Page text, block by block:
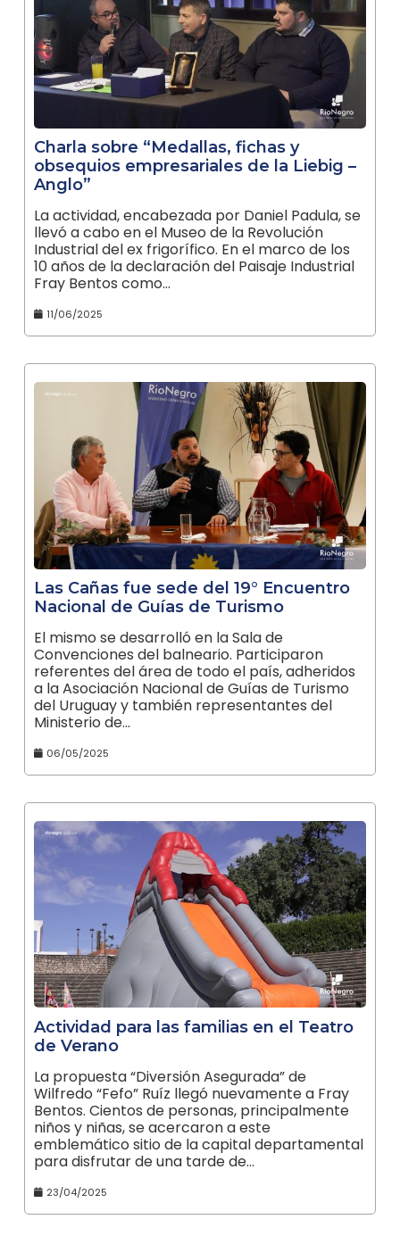
Charla sobre “Medallas, fichas y
obsequios empresariales de la Liebig –
Anglo”
La actividad, encabezada por Daniel Padula, se
llevó a cabo en el Museo de la Revolución
Industrial del ex frigorífico. En el marco de los
10 años de la declaración del Paisaje Industrial
Fray Bentos como…
11/06/2025
Las Cañas fue sede del 19° Encuentro
Nacional de Guías de Turismo
El mismo se desarrolló en la Sala de
Convenciones del balneario. Participaron
referentes del área de todo el país, adheridos
a la Asociación Nacional de Guías de Turismo
del Uruguay y también representantes del
Ministerio de…
06/05/2025
Actividad para las familias en el Teatro
de Verano
La propuesta “Diversión Asegurada” de
Wilfredo “Fefo” Ruíz llegó nuevamente a Fray
Bentos. Cientos de personas, principalmente
niños y niñas, se acercaron a este
emblemático sitio de la capital departamental
para disfrutar de una tarde de…
23/04/2025